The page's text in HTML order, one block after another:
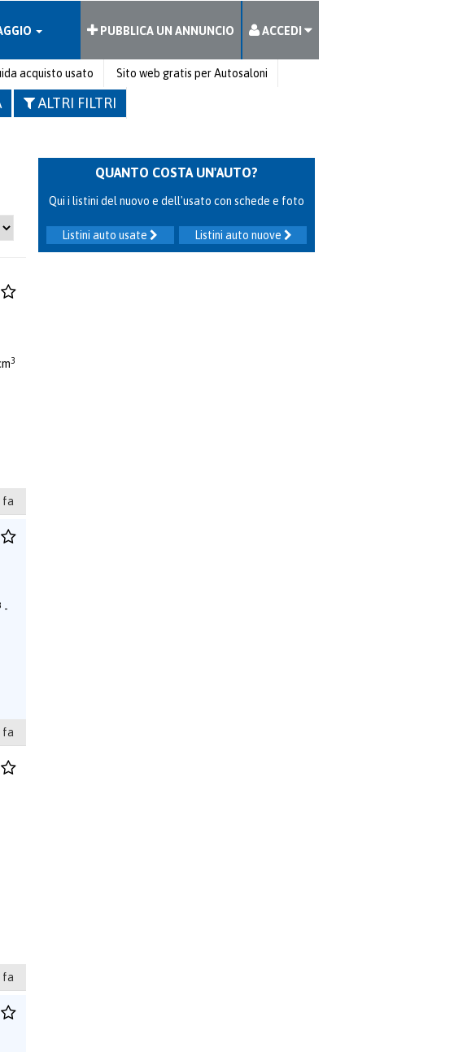
PUBBLICA UN ANNUNCIO ACCEDI
acquisto usato Sito web gratis per Autosaloni
ALTRI FILTRI
3
fa
-
fa
fa
QUANTO COSTA UN'AUTO?
Qui i listini del nuovo e dell'usato con schede e foto
Listini auto nuove
Listini auto usate